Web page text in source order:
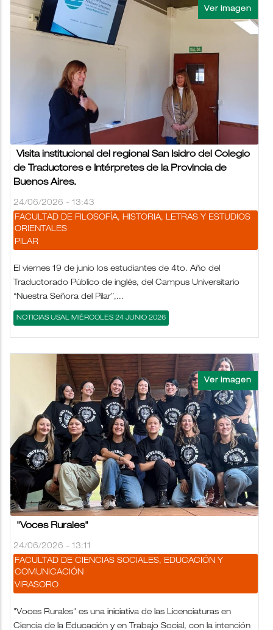
Visita institucional del regional San Isidro del Colegio
de Traductores e Intérpretes de la Provincia de
Buenos Aires.
24/06/2026 - 13:43
FACULTAD DE FILOSOFÍA, HISTORIA, LETRAS Y ESTUDIOS
ORIENTALES
PILAR
El viernes 19 de junio los estudiantes de 4to. Año del
Traductorado Público de inglés, del Campus Universitario
“Nuestra Señora del Pilar”,...
NOTICIAS USAL MIÉRCOLES 24 JUNIO 2026
"Voces Rurales"
24/06/2026 - 13:11
FACULTAD DE CIENCIAS SOCIALES, EDUCACIÓN Y
COMUNICACIÓN
VIRASORO
"Voces Rurales" es una iniciativa de las Licenciaturas en
Ciencia de la Educación y en Trabajo Social, con la intención